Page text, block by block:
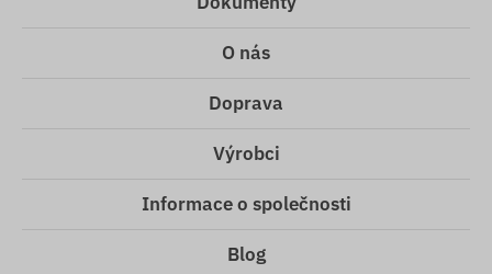
O nás
Doprava
Výrobci
Informace o společnosti
Blog